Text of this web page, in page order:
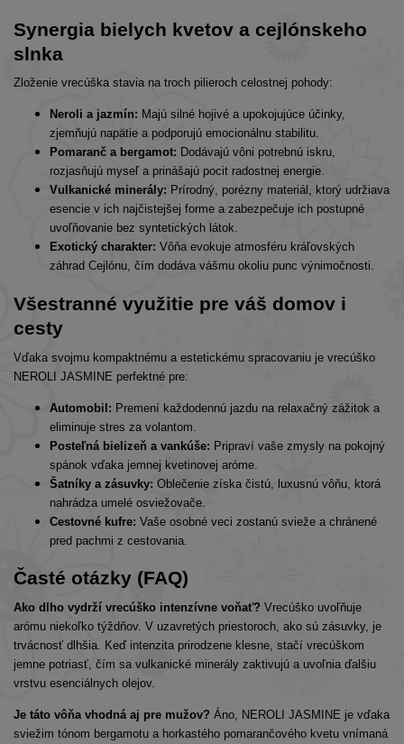
Synergia bielych kvetov a cejlónskeho
slnka
Zloženie vrecúška stavia na troch pilieroch celostnej pohody:
Neroli a jazmín: Majú silné hojivé a upokojujúce účinky,
zjemňujú napätie a podporujú emocionálnu stabilitu.
Pomaranč a bergamot: Dodávajú vôni potrebnú iskru,
rozjasňujú myseľ a prinášajú pocit radostnej energie.
Vulkanické minerály: Prírodný, porézny materiál, ktorý udržiava
esencie v ich najčistejšej forme a zabezpečuje ich postupné
uvoľňovanie bez syntetických látok.
Exotický charakter: Vôňa evokuje atmosféru kráľovských
záhrad Cejlónu, čím dodáva vášmu okoliu punc výnimočnosti.
Všestranné využitie pre váš domov i
cesty
Vďaka svojmu kompaktnému a estetickému spracovaniu je vrecúško
NEROLI JASMINE perfektné pre:
Automobil: Premení každodennú jazdu na relaxačný zážitok a
eliminuje stres za volantom.
Posteľná bielizeň a vankúše: Pripraví vaše zmysly na pokojný
spánok vďaka jemnej kvetinovej aróme.
Šatníky a zásuvky: Oblečenie získa čistú, luxusnú vôňu, ktorá
nahrádza umelé osviežovače.
Cestovné kufre: Vaše osobné veci zostanú svieže a chránené
pred pachmi z cestovania.
Časté otázky (FAQ)
Ako dlho vydrží vrecúško intenzívne voňať? Vrecúško uvoľňuje
arómu niekoľko týždňov. V uzavretých priestoroch, ako sú zásuvky, je
trvácnosť dlhšia. Keď intenzita prirodzene klesne, stačí vrecúškom
jemne potriasť, čím sa vulkanické minerály zaktivujú a uvoľnia ďalšiu
vrstvu esenciálnych olejov.
Je táto vôňa vhodná aj pre mužov? Áno, NEROLI JASMINE je vďaka
sviežim tónom bergamotu a horkastého pomarančového kvetu vnímaná